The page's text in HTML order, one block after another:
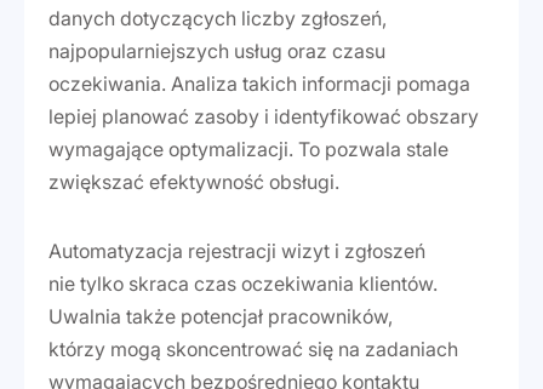
danych dotyczących liczby zgłoszeń,
najpopularniejszych usług oraz czasu
oczekiwania. Analiza takich informacji pomaga
lepiej planować zasoby i identyfikować obszary
wymagające optymalizacji. To pozwala stale
zwiększać efektywność obsługi.
Automatyzacja rejestracji wizyt i zgłoszeń
nie tylko skraca czas oczekiwania klientów.
Uwalnia także potencjał pracowników,
którzy mogą skoncentrować się na zadaniach
wymagających bezpośredniego kontaktu